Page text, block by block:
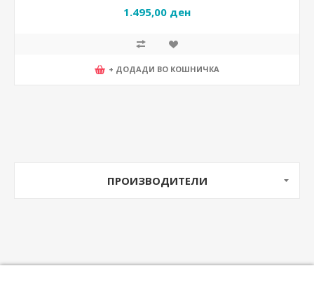
1.495,00 ден
+ ДОДАДИ ВО КОШНИЧКА
ПРОИЗВОДИТЕЛИ